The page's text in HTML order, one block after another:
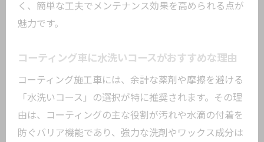
く、簡単な工夫でメンテナンス効果を高められる点が
魅力です。
コーティング車に水洗いコースがおすすめな理由
コーティング施工車には、余計な薬剤や摩擦を避ける
「水洗いコース」の選択が特に推奨されます。その理
由は、コーティングの主な役割が汚れや水滴の付着を
防ぐバリア機能であり、強力な洗剤やワックス成分は